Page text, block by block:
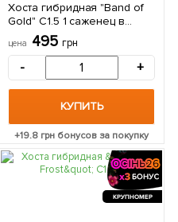
Хоста гибридная "Band of
Gold" С1.5 1 саженец в
упаковке
цена 495 грн
- +
КУПИТЬ
+19.8грн бонусов за покупку
КРУПНОМЕР